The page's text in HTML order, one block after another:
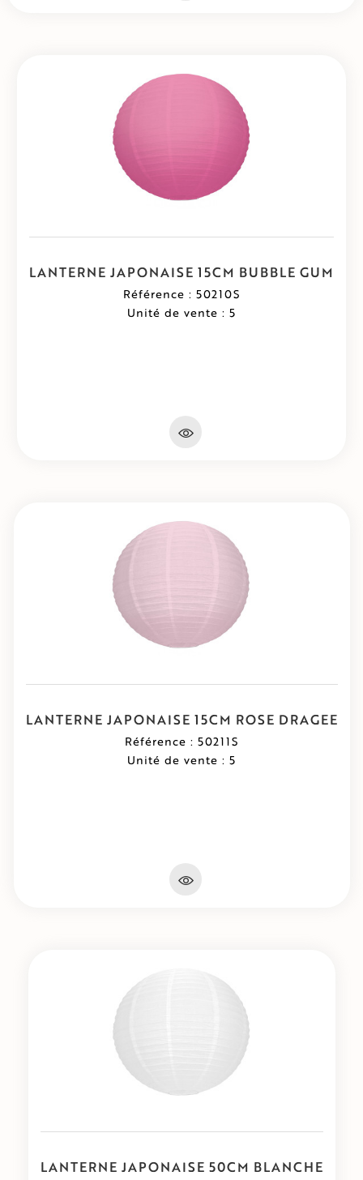
LANTERNE JAPONAISE 15CM BUBBLE GUM
Référence : 50210S
Unité de vente : 5
LANTERNE JAPONAISE 15CM ROSE DRAGEE
Référence : 50211S
Unité de vente : 5
LANTERNE JAPONAISE 50CM BLANCHE